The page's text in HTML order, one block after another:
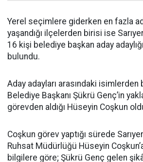
Yerel seçimlere giderken en fazla
yaşandığı ilçelerden birisi ise
16 kişi belediye başkan aday
bulundu.
Aday adayları arasındaki isimlerden
Belediye Başkanı Şükrü Genç’in
görevden aldığı Hüseyin Coşkun
Coşkun görev yaptığı sürede
Ruhsat Müdürlüğü Hüseyin Coşkun’a
bilgilere göre; Şükrü Genç gelen